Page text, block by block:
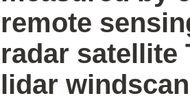
remote
radar satellite
lidar